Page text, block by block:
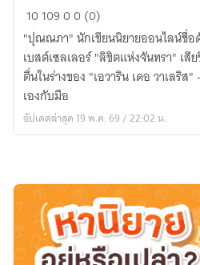
ลิขิต
นาง
ร้าย
เมื่อ
ข้า
เกิด
ใหม่
ของ
ตัว
เอง
1010900 (0)
"ปุณณภา" นักเขียนนิยายออนไลน์ชื่อ
เบสต์เซลเลอร์ "ลิขิตแห่งจันทรา" เ
ตื่นในร่างของ "เอวาริน เดอ วาเลริส
เองกับมือ
อัปเดตล่าสุด 19 พ.ค. 69 / 22:02 น.